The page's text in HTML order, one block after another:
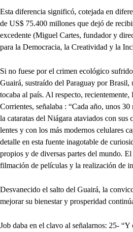
Esta diferencia significó, cotejada en
de US$ 75.400 millones que dejó de
excedente (Miguel Cartes, fundador y
para la Democracia, la Creatividad y la
Si no fuese por el crimen ecológico
Guairá, sustraído del Paraguay por Brasil,
tocaba al país. Al respecto,
Corrientes, señalaba : “Cada año, unos
la cataratas del Niágara ataviados con sus
lentes y con los más modernos celulares
detalle en esta fuente inagotable de
propios y de diversas partes del mundo.
filmación de películas y la realización de
Desvanecido el salto del Guairá, la
mejorar su bienestar y prosperidad
Job daba en el clavo al señalarnos: 25-